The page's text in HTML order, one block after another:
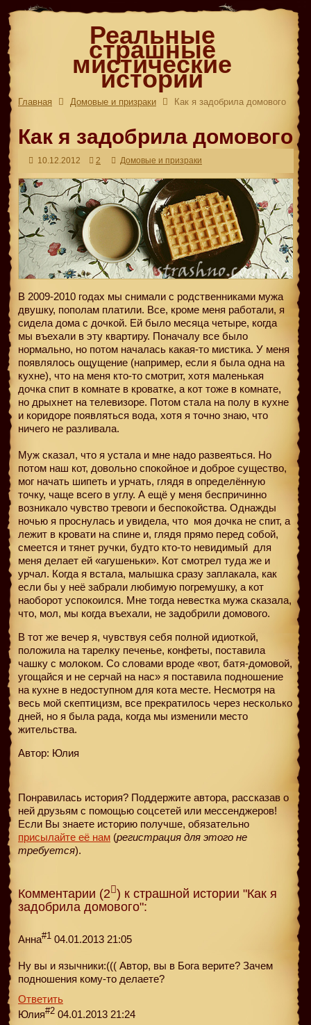
Реальные
страшные
мистические
истории
Главная Домовые и призраки Как я задобрила домового
Как я задобрила домового
10.12.2012 2 Домовые и призраки
В 2009-2010 годах мы снимали с родственниками мужа
двушку, пополам платили. Все, кроме меня работали, я
сидела дома с дочкой. Ей было месяца четыре, когда
мы въехали в эту квартиру. Поначалу все было
нормально, но потом началась какая-то мистика. У меня
появлялось ощущение (например, если я была одна на
кухне), что на меня кто-то смотрит, хотя маленькая
дочка спит в комнате в кроватке, а кот тоже в комнате,
но дрыхнет на телевизоре. Потом стала на полу в кухне
и коридоре появляться вода, хотя я точно знаю, что
ничего не разливала.
Муж сказал, что я устала и мне надо развеяться. Но
потом наш кот, довольно спокойное и доброе существо,
мог начать шипеть и урчать, глядя в определённую
точку, чаще всего в углу. А ещё у меня беспричинно
возникало чувство тревоги и беспокойства. Однажды
ночью я проснулась и увидела, что моя дочка не спит, а
лежит в кровати на спине и, глядя прямо перед собой,
смеется и тянет ручки, будто кто-то невидимый для
меня делает ей «агушеньки». Кот смотрел туда же и
урчал. Когда я встала, малышка сразу заплакала, как
если бы у неё забрали любимую погремушку, а кот
наоборот успокоился. Мне тогда невестка мужа сказала,
что, мол, мы когда въехали, не задобрили домового.
В тот же вечер я, чувствуя себя полной идиоткой,
положила на тарелку печенье, конфеты, поставила
чашку с молоком. Со словами вроде «вот, батя-домовой,
угощайся и не серчай на нас» я поставила подношение
на кухне в недоступном для кота месте. Несмотря на
весь мой скептицизм, все прекратилось через несколько
дней, но я была рада, когда мы изменили место
жительства.
Автор: Юлия
Понравилась история? Поддержите автора, рассказав о
ней друзьям с помощью соцсетей или мессенджеров!
Если Вы знаете историю получше, обязательно
присылайте её нам (регистрация для этого не
требуется).
Комментарии (2 ) к страшной истории "Как я
задобрила домового":
Анна#1 04.01.2013 21:05
Ну вы и язычники:((( Автор, вы в Бога верите? Зачем
подношения кому-то делаете?
Ответить
Юлия#2 04.01.2013 21:24